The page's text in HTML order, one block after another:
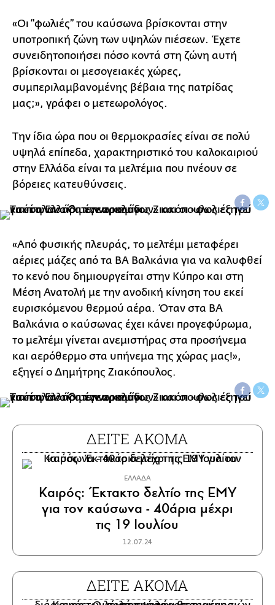
«Οι ‘'φωλιές’’ του καύσωνα βρίσκονται στην
υποτροπική ζώνη των υψηλών πιέσεων. Έχετε
συνειδητοποιήσει πόσο κοντά στη ζώνη αυτή
βρίσκονται οι μεσογειακές χώρες,
συμπεριλαμβανομένης βέβαια της πατρίδας
μας;», γράφει ο μετεωρολόγος.
Την ίδια ώρα που οι θερμοκρασίες είναι σε πολύ
υψηλά επίπεδα, χαρακτηριστικό του καλοκαιριού
στην Ελλάδα είναι τα μελτέμια που πνέουν σε
βόρειες κατευθύνσεις.
«Από φυσικής πλευράς, το μελτέμι μεταφέρει
αέριες μάζες από τα ΒΑ Βαλκάνια για να καλυφθεί
το κενό που δημιουργείται στην Κύπρο και στη
Μέση Ανατολή με την ανοδική κίνηση του εκεί
ευρισκόμενου θερμού αέρα. Όταν στα ΒΑ
Βαλκάνια ο καύσωνας έχει κάνει προγεφύρωμα,
το μελτέμι γίνεται ανεμιστήρας στα προσήνεμα
και αερόθερμο στα υπήνεμα της χώρας μας!»,
εξηγεί ο Δημήτρης Ζιακόπουλος.
ΔΕΙΤΕ ΑΚΟΜΑ
ΕΛΛΑΔΑ
Καιρός: Έκτακτο δελτίο της ΕΜΥ
για τον καύσωνα - 40άρια μέχρι
τις 19 Ιουλίου
12.07.24
ΔΕΙΤΕ ΑΚΟΜΑ